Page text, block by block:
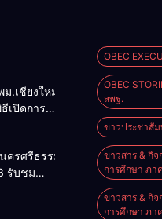
ม.เชียงใหม่
เปิดการ
ารตามพ
ดำริฯ
ครศรีธรรมราช
รับชม
OBEC
OBEC
สพฐ.
ข่าวประชาสั
ข่าวสาร & กิ
การศึกษา ภา
ข่าวสาร & กิ
การศึกษา ภา